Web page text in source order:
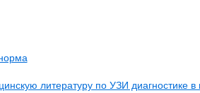
литературу по УЗИ диагностике